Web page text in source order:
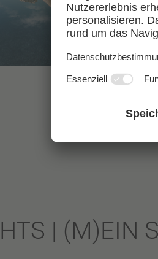
| (M)EIN